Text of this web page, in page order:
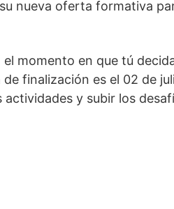
nueva oferta formativa
momento en que tú
finalización es el 02 de
y subir los